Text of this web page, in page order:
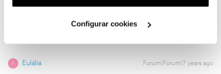
utilização dos cookies clicando em "Configurar
Configurar cookies
E Eulália Forum|Forum|7 years ago